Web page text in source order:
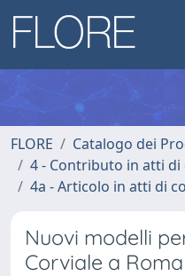
FLORE
Catalogo dei
4 - Contributo in atti
4a - Articolo in atti di
Nuovi modelli
Corviale a Roma